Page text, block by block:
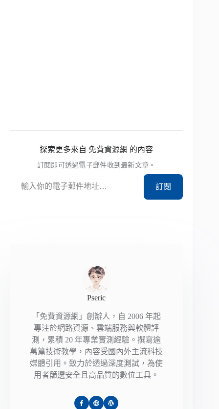
探索更多來自 免費資源網 的內容
訂閱即可透過電子郵件收到最新文章。
訂閱
Pseric
「免費資源網」創辦人，自 2006 年起
專注於網路資源、雲端服務與軟體評
測，累積 20 年專業實測經驗。撰寫逾
萬篇技術教學，內容受國內外主流科技
媒體引用。致力於透過深度測試，為使
用者篩選安全且高品質的數位工具。